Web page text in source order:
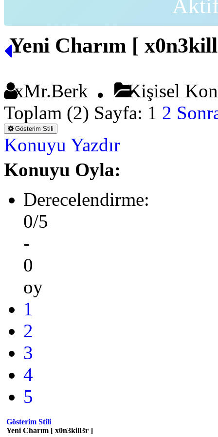
Yeni Charım [
xMr.Berk
Kişisel
Toplam (2) Sayfa: 1 2
Gösterim Stili
Konuyu Yazdır
Konuyu Oyla:
Derecelendirme:
0/5
-
0
oy
1
2
3
4
5
Gösterim Stili
Yeni Charım [ x0n3kill3r ]